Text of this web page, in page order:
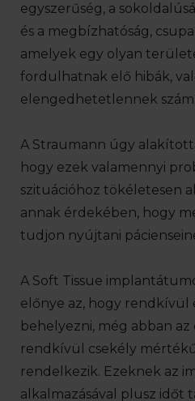
egyszerűség, a
és a megbízhatóság,
amelyek egy olyan
fordulhatnak elő hibák,
elengedhetetlennek
A Straumann úgy
hogy ezek valamennyi
szituációhoz tökéletesen
annak érdekében, hogy
tudjon nyújtani
A Soft Tissue
előnye az, hogy
behelyezni, még abban az
rendkívül csekély
rendelkezik. Ezeknek az
alkalmazásával plusz időt